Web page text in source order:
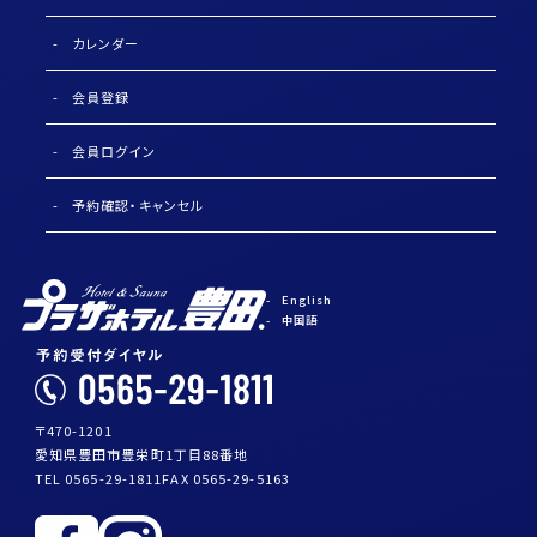
English
中国語
〒470-1201
愛知県豊田市豊栄町1丁目88番地
TEL 0565-29-1811 FAX 0565-29-5163
カレンダー
会員登録
会員ログイン
予約確認・キャンセル